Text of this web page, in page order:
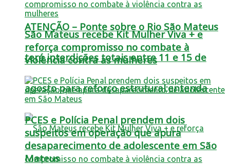
ATENÇÃO – Ponte sobre o Rio São Mateus
terá interdições totais entre 11 e 15 de
agosto para reforço estrutural;entenda
São Mateus recebe Kit Mulher Viva + e
reforça compromisso no combate à
violência contra as mulheres
PCES e Polícia Penal prendem dois
suspeitos em operação que apura
desaparecimento de adolescente em São
Mateus